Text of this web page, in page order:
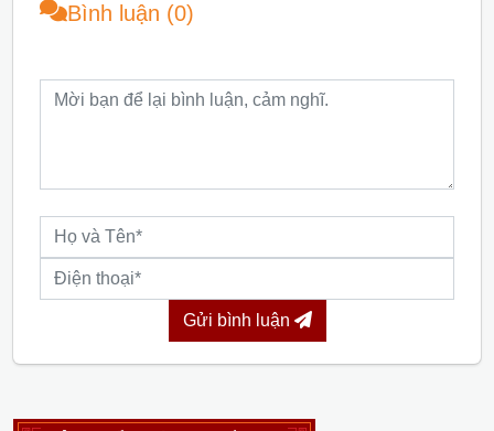
Bình luận (0)
Gửi bình luận